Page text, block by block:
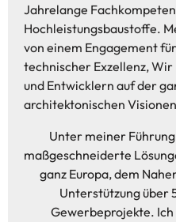
Jahrelange
Hochleistungsbaustoffe.
von einem Engagement
technischer Exzellenz,
und Entwicklern auf der
architektonischen
Unter meiner
maßgeschneiderte
ganz Europa, dem
Unterstützung über
Gewerbeprojekte.